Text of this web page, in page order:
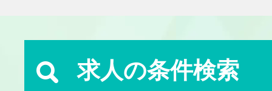
求人の条件検索